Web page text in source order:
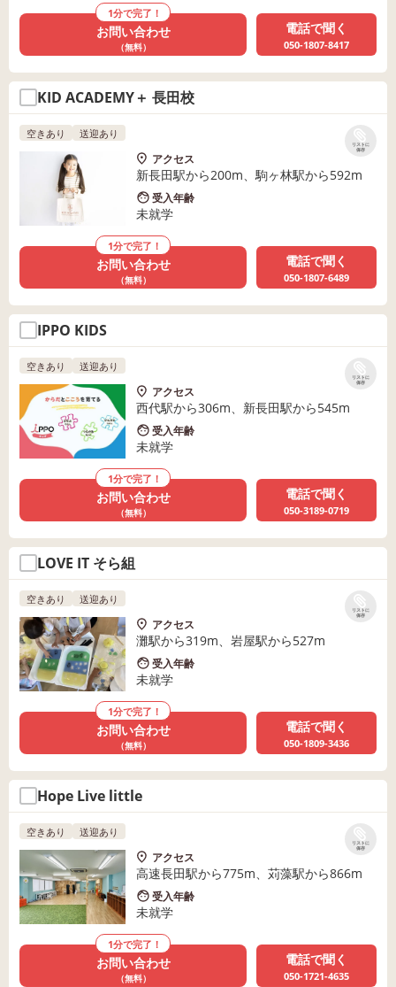
1分で完了！
お問い合わせ
（無料）
電話で聞く
050-1807-8417
KID ACADEMY＋ 長田校
リストに
保存
空きあり 送迎あり
アクセス
新長田駅から200m、駒ヶ林駅から592m
受入年齢
未就学
1分で完了！
お問い合わせ
（無料）
電話で聞く
050-1807-6489
IPPO KIDS
リストに
保存
空きあり 送迎あり
アクセス
西代駅から306m、新長田駅から545m
受入年齢
未就学
1分で完了！
お問い合わせ
（無料）
電話で聞く
050-3189-0719
LOVE IT そら組
リストに
保存
空きあり 送迎あり
アクセス
灘駅から319m、岩屋駅から527m
受入年齢
未就学
1分で完了！
お問い合わせ
（無料）
電話で聞く
050-1809-3436
Hope Live little
リストに
保存
空きあり 送迎あり
アクセス
高速長田駅から775m、苅藻駅から866m
受入年齢
未就学
1分で完了！
お問い合わせ
（無料）
電話で聞く
050-1721-4635